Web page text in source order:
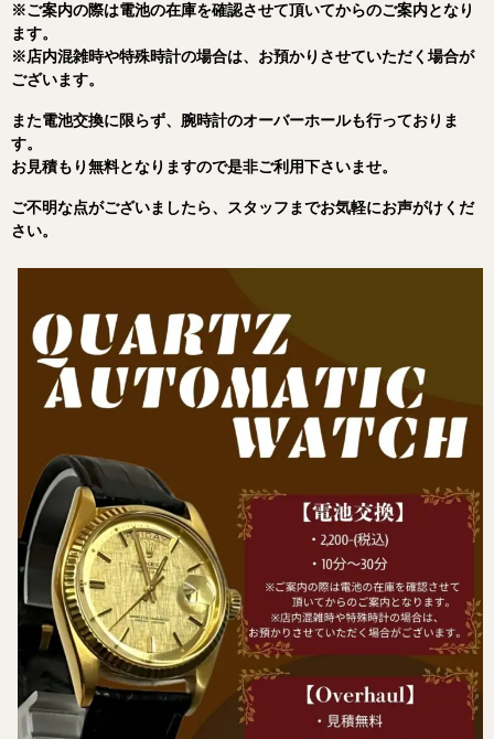
※ご案内の際は電池の在庫を確認させて頂いてからのご案内となり
ます。
※店内混雑時や特殊時計の場合は、 お預かり させていただく 場合が
ございます。
また電池交換に限らず、腕時計のオーバーホールも行っておりま
す。
お見積もり無料となりますので是非ご利用下さいませ。
ご不明な点がございま したら、 スタッフ までお気軽にお声がけくだ
さい。